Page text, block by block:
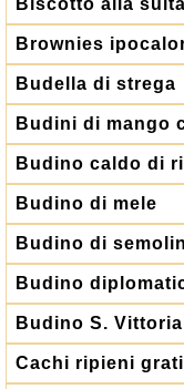
Biscotto alla
Brownies
Budella di strega
Budini di mango
Budino caldo di
Budino di mele
Budino di
Budino
Budino S.
Cachi ripieni